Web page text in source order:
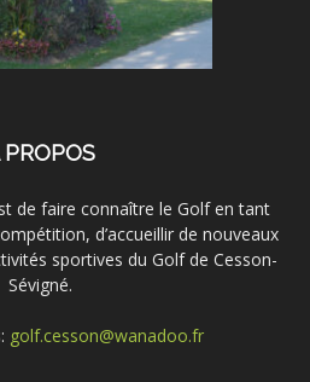
PROPOS
de faire connaître le Golf en tant
d’accueillir de nouveaux
sportives du Golf de Cesson-
Sévigné.
golf.cesson@wanadoo.fr